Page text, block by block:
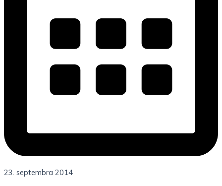
23. septembra 2014